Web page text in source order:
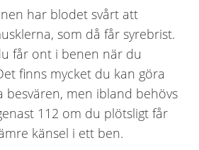
har blodet svårt att
som då får syrebrist.
får ont i benen när du
finns mycket du kan göra
besvären, men ibland behövs
112 om du plötsligt får
känsel i ett ben.